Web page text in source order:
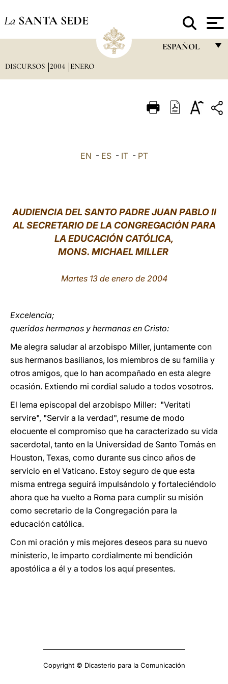
La SANTA SEDE
ESPAÑOL
ITALIANO
中文
LATINE
DISCURSOS 2004 ENERO
EN - ES- IT- PT
AUDIENCIA DEL SANTO PADRE JUAN PABLO II
AL SECRETARIO DE LA CONGREGACIÓN PARA
LA EDUCACIÓN CATÓLICA,
MONS. MICHAEL MILLER
Martes 13 de enero de 2004
Excelencia;
queridos hermanos y hermanas en Cristo:
Me alegra saludar al arzobispo Miller, juntamente con
sus hermanos basilianos, los miembros de su familia y
otros amigos, que lo han acompañado en esta alegre
ocasión. Extiendo mi cordial saludo a todos vosotros.
El lema episcopal del arzobispo Miller: "Veritati
servire", "Servir a la verdad", resume de modo
elocuente el compromiso que ha caracterizado su vida
sacerdotal, tanto en la Universidad de Santo Tomás en
Houston, Texas, como durante sus cinco años de
servicio en el Vaticano. Estoy seguro de que esta
misma entrega seguirá impulsándolo y fortaleciéndolo
ahora que ha vuelto a Roma para cumplir su misión
como secretario de la Congregación para la
educación católica.
Con mi oración y mis mejores deseos para su nuevo
ministerio, le imparto cordialmente mi bendición
apostólica a él y a todos los aquí presentes.
Copyright © Dicasterio para la Comunicación